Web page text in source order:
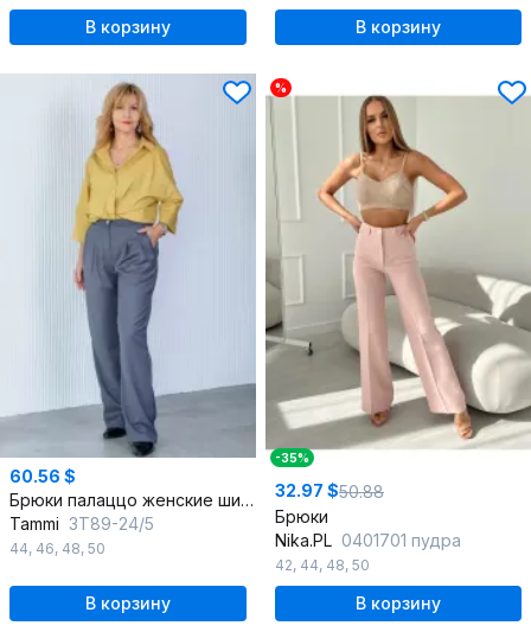
В корзину В корзину
60.56 $
Брюки палаццо женские широкие из текстиля для офисных и праздничных случаев
Tammi 3Т89-24/5
44, 46, 48, 50
В корзину
%
-35%
32.97 $50.88
Брюки
Nika.PL 0401701 пудра
42, 44, 48, 50
В корзину